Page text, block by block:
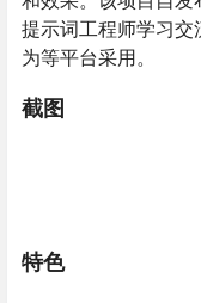
提示词工程师学习交
为等平台采用。
截图
特色